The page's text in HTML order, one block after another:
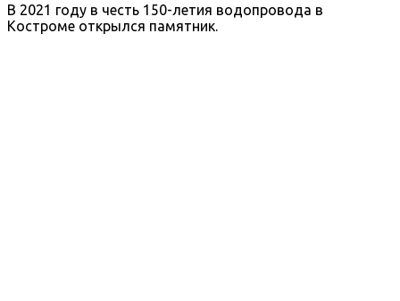
В 2021 году в честь 150-летия водопровода в
Костроме открылся памятник.